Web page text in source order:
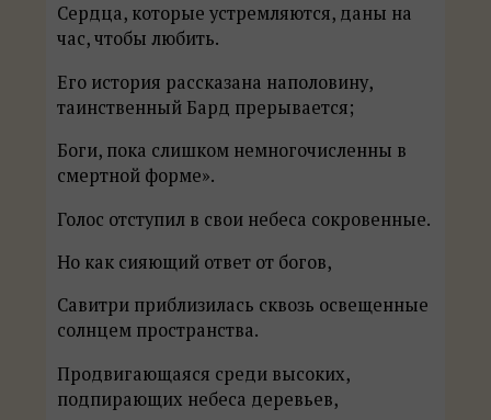
Сердца, которые устремляются, даны на
час, чтобы любить.
Его история рассказана наполовину,
таинственный Бард прерывается;
Боги, пока слишком немногочисленны в
смертной форме».
Голос отступил в свои небеса сокровенные.
Но как сияющий ответ от богов,
Савитри приблизилась сквозь освещенные
солнцем пространства.
Продвигающаяся среди высоких,
подпирающих небеса деревьев,